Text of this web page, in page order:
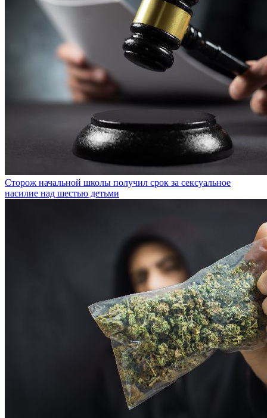
Сторож начальной школы получил срок за сексуальное
насилие над шестью детьми